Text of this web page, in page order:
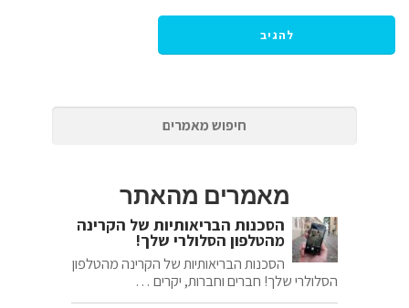
מאמרים מהאתר
הסכנות הבריאותיות של הקרינה
מהטלפון הסלולרי שלך!
הסכנות הבריאותיות של הקרינה מהטלפון
הסלולרי שלך! חברים וחברות, יקרים …